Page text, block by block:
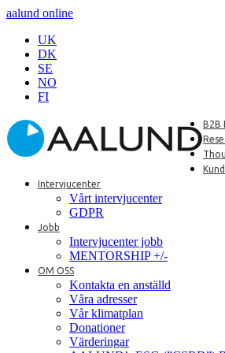
aalund online
UK
DK
SE
NO
FI
B2B
Intervjucenter
Vårt intervjucenter
GDPR
Jobb
Intervjucenter jobb
MENTORSHIP +/-
OM OSS
Kontakta en anställd
Våra adresser
Vår klimatplan
Donationer
Värderingar